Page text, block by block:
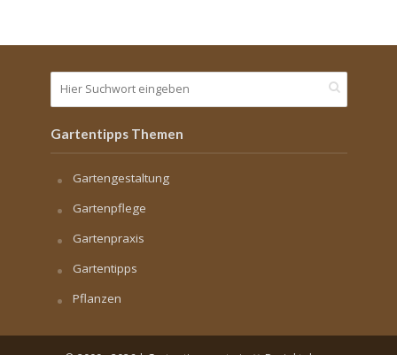
Gartentipps Themen
Gartengestaltung
Gartenpflege
Gartenpraxis
Gartentipps
Pflanzen